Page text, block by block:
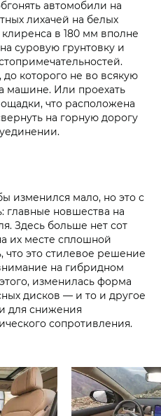
автомобили на
лихачей на белых
в 180 мм вполне
суровую грунтовку и
до которого не во всякую
машине. Или проехать
что расположена
на горную дорогу
изменился мало, но это с
главные новшества на
Здесь больше нет сот
их месте сплошной
что это стилевое решение
на гибридном
изменилась форма
дисков — и то и другое
для снижения
сопротивления.